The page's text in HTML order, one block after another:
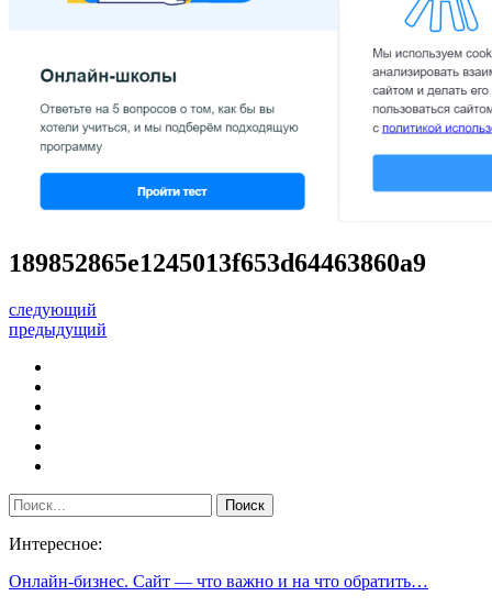
189852865e1245013f653d64463860a9
следующий
предыдущий
Интересное:
Онлайн-бизнес. Сайт — что важно и на что обратить…